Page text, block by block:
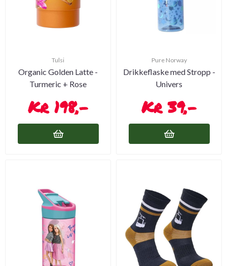
Tulsi
Organic Golden Latte -
Turmeric + Rose
198,-
Pure Norway
Drikkeflaske med Stropp -
Univers
39,-